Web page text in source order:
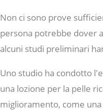
Non ci sono prove
persona potrebbe dover
alcuni studi preliminari
Uno studio ha condotto
una lozione per la pelle
miglioramento, come